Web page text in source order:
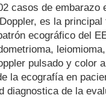
casos de embarazo
es la
ecográfico del
pulsado y color
la ecografía en
diagnostica de la